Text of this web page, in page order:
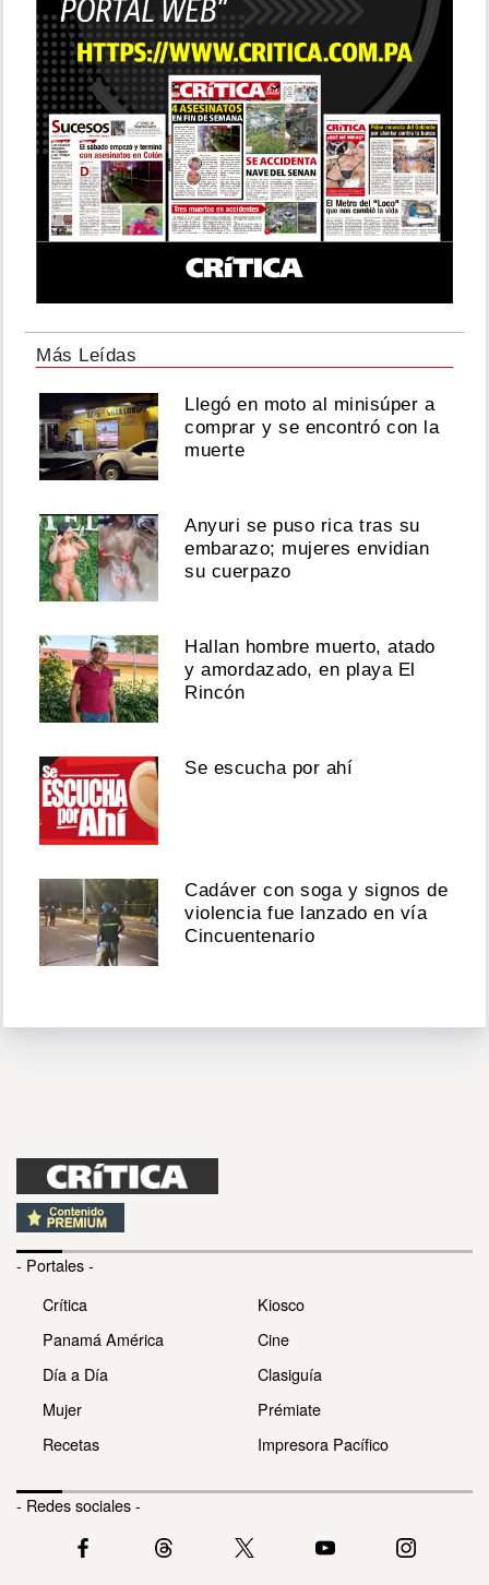
Más Leídas
Llegó en moto al minisúper a
comprar y se encontró con la
muerte
Anyuri se puso rica tras su
embarazo; mujeres envidian
su cuerpazo
Hallan hombre muerto, atado
y amordazado, en playa El
Rincón
Se escucha por ahí
Cadáver con soga y signos de
violencia fue lanzado en vía
Cincuentenario
- Portales -
Crítica
Panamá América
Día a Día
Mujer
Recetas
Kiosco
Cine
Clasiguía
Prémiate
Impresora Pacífico
- Redes sociales -